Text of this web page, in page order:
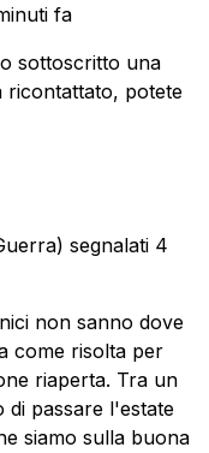
fa
sottoscritto una
ricontattato, potete
segnalati 4
non sanno dove
come risolta per
riaperta. Tra un
di passare l'estate
siamo sulla buona